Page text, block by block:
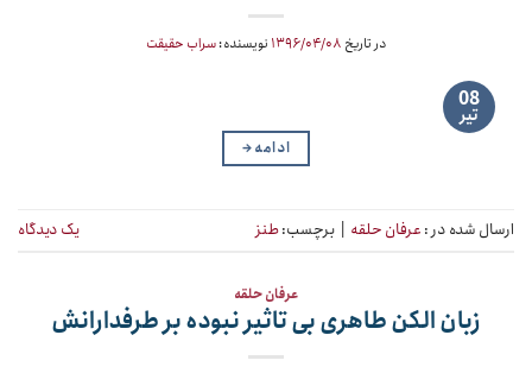
در تاریخ ۱۳۹۶/۰۴/۰۸ نویسنده:سراب حقیقت
08
تیر
ادامه→
ارسال شده در : عرفان حلقه | برچسب:طنز یک دیدگاه
عرفان حلقه
زبان الکن طاهری بی تاثیر نبوده بر طرفدارانش